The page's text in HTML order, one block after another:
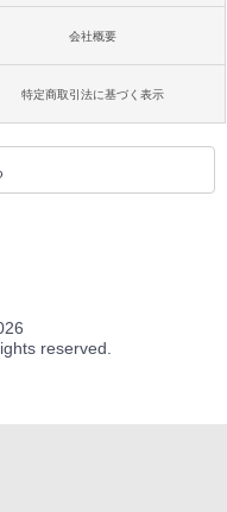
会社概要
特定商取引法に基づく表示
reserved.